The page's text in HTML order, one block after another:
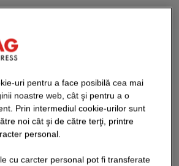
uri pentru a face posibilă cea mai
noastre web, cât şi pentru a o
Prin intermediul cookie-urilor sunt
noi cât şi de către terţi, printre
personal.
cu carcter personal pot fi transferate